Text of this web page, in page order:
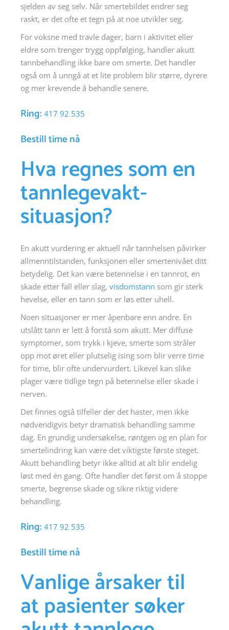
sjelden av seg selv. Når smertebildet endrer seg
raskt, er det ofte et tegn på at noe utvikler seg.
For voksne med travle dager, barn i aktivitet eller
eldre som trenger trygg oppfølging, handler akutt
tannbehandling ikke bare om smerte. Det handler
også om å unngå at et lite problem blir større, dyrere
og mer krevende å behandle senere.
Ring:417 92 535
Bestill time nå
Hva regnes som en
tannlegevakt-
situasjon?
En akutt vurdering er aktuell når tannhelsen påvirker
allmenntilstanden, funksjonen eller smertenivået ditt
betydelig. Det kan være betennelse i en tannrot, en
skade etter fall eller slag,visdomstann som gir sterk
hevelse, eller en tann som er løs etter uhell.
Noen situasjoner er mer åpenbare enn andre. En
utslått tann er lett å forstå som akutt. Mer diffuse
symptomer, som trykk i kjeve, smerte som stråler
opp mot øret eller plutselig ising som blir verre time
for time, blir ofte undervurdert. Likevel kan slike
plager være tidlige tegn på betennelse eller skade i
nerven.
Det finnes også tilfeller der det haster, men ikke
nødvendigvis betyr dramatisk behandling samme
dag. En grundig undersøkelse, røntgen og en plan for
smertelindring kan være det viktigste første steget.
Akutt behandling betyr ikke alltid at alt blir endelig
løst med én gang. Ofte handler det først om å stoppe
smerte, begrense skade og sikre riktig videre
behandling.
Ring:417 92 535
Bestill time nå
Vanlige årsaker til
at pasienter søker